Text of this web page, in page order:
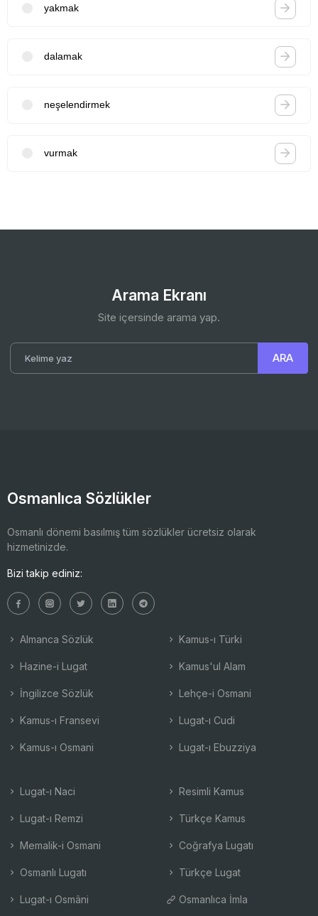
yakmak
dalamak
neşelendirmek
vurmak
Arama Ekranı
Site içersinde arama yap.
Osmanlıca Sözlükler
Osmanlı dönemi basılmış tüm sözlükler ücretsiz olarak
hizmetinizde.
Bizi takip ediniz:
Almanca Sözlük
Hazine-i Lugat
İngilizce Sözlük
Kamus-ı Fransevi
Kamus-ı Osmani
Kamus-ı Türki
Kamus'ul Alam
Lehçe-i Osmani
Lugat-ı Cudi
Lugat-ı Ebuzziya
Lugat-ı Naci
Lugat-ı Remzi
Memalik-i Osmani
Osmanlı Lugatı
Lugat-ı Osmâni
Resimli Kamus
Türkçe Kamus
Coğrafya Lugatı
Türkçe Lugat
Osmanlıca İmla